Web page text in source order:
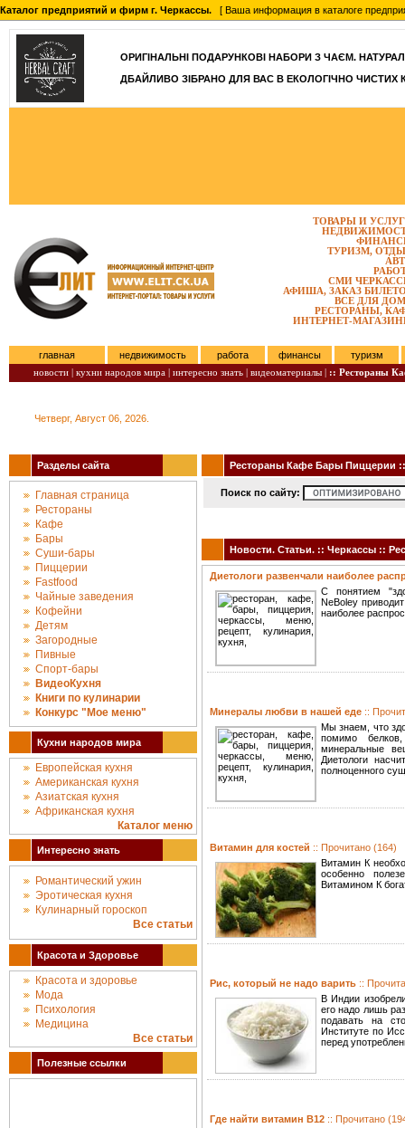
Каталог предприятий и фирм г. Черкассы. [ Ваша информация в каталоге
ОРИГІНАЛЬНІ ПОДАРУНКОВІ НАБОРИ З ЧАЄМ.
ДБАЙЛИВО ЗІБРАНО ДЛЯ ВАС В ЕКОЛОГІЧНО ЧИСТИХ
ТОВАРЫ И
ТУРИЗМ,
СМИ
АФИША, ЗАКАЗ
ВСЕ ДЛЯ
РЕСТОРАНЫ,
ИНТЕРНЕТ-
главная недвижимость работа финансы
туризм
новости | кухни народов мира | интересно знать | видеоматериалы | :: Рестораны
Четверг, Август 06, 2026.
Разделы сайта
Главная страница
Рестораны
Кафе
Бары
Суши-бары
Пиццерии
Fastfood
Чайные заведения
Кофейни
Детям
Загородные
Пивные
Спорт-бары
ВидеоКухня
Книги по кулинарии
Конкурc "Мое меню"
Кухни народов мира
Европейская кухня
Американская кухня
Азиатская кухня
Африканская кухня
Каталог меню
Интересно знать
Романтический ужин
Эротическая кухня
Кулинарный гороскоп
Все статьи
Красота и Здоровье
Красота и здоровье
Мода
Психология
Медицина
Все статьи
Полезные ссылки
Рестораны Кафе Бары Пиццерии ::
Поиск по сайту:
Новости. Статьи. :: Черкассы ::
Диетологи развенчали наиболее
С понятием
NeBoley
наиболее
Минералы любви в нашей еде ::
Мы знаем, что
помимо
минеральные
Диетологи
полноценного
Витамин для костей :: Прочитано (164)
Витамин К
особенно
Витамином К
Рис, который не надо варить ::
В Индии
его надо лишь
подавать на
Институте по
перед
Где найти витамин В12 :: Прочитано